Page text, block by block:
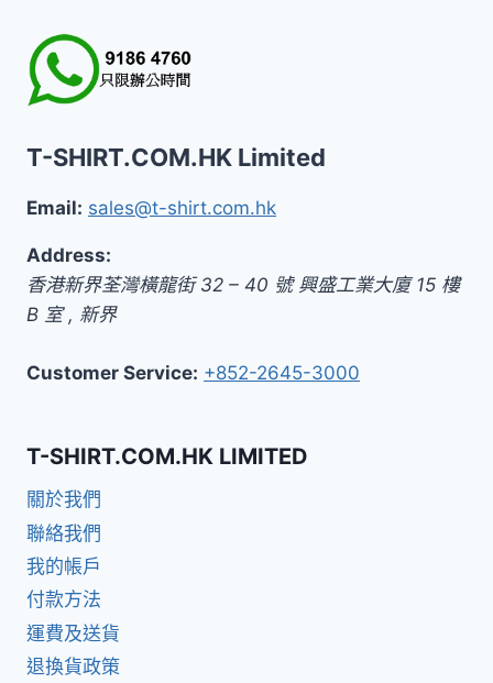
T-SHIRT.COM.HK Limited
Email: sales@t-shirt.com.hk
Address:
香港新界荃灣橫龍街 32 – 40 號 興盛工業大廈 15 樓
B 室, 新界
Customer Service: +852-2645-3000
T-SHIRT.COM.HK LIMITED
關於我們
聯絡我們
我的帳戶
付款方法
運費及送貨
退換貨政策